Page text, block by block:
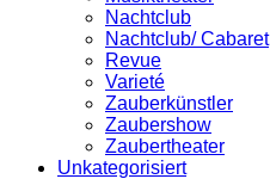
Nachtclub
Nachtclub/ Cabaret
Revue
Varieté
Zauberkünstler
Zaubershow
Zaubertheater
Unkategorisiert